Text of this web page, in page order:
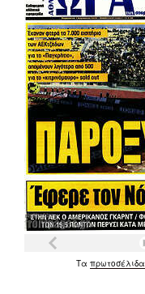
Τα πρωτοσέλιδα